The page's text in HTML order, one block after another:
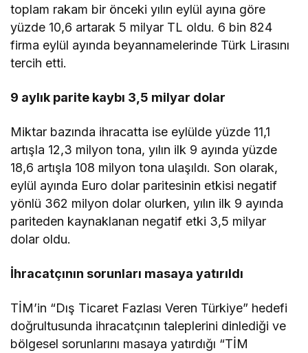
toplam rakam bir önceki yılın eylül ayına göre
yüzde 10,6 artarak 5 milyar TL oldu. 6 bin 824
firma eylül ayında beyannamelerinde Türk Lirasını
tercih etti.
9 aylık parite kaybı 3,5 milyar dolar
Miktar bazında ihracatta ise eylülde yüzde 11,1
artışla 12,3 milyon tona, yılın ilk 9 ayında yüzde
18,6 artışla 108 milyon tona ulaşıldı. Son olarak,
eylül ayında Euro dolar paritesinin etkisi negatif
yönlü 362 milyon dolar olurken, yılın ilk 9 ayında
pariteden kaynaklanan negatif etki 3,5 milyar
dolar oldu.
İhracatçının sorunları masaya yatırıldı
TİM’in “Dış Ticaret Fazlası Veren Türkiye” hedefi
doğrultusunda ihracatçının taleplerini dinlediği ve
bölgesel sorunlarını masaya yatırdığı “TİM